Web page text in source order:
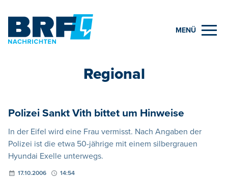
MENÜ
Regional
Polizei Sankt Vith bittet um Hinweise
In der Eifel wird eine Frau vermisst. Nach Angaben der
Polizei ist die etwa 50-jährige mit einem silbergrauen
Hyundai Exelle unterwegs.
17.10.2006 14:54